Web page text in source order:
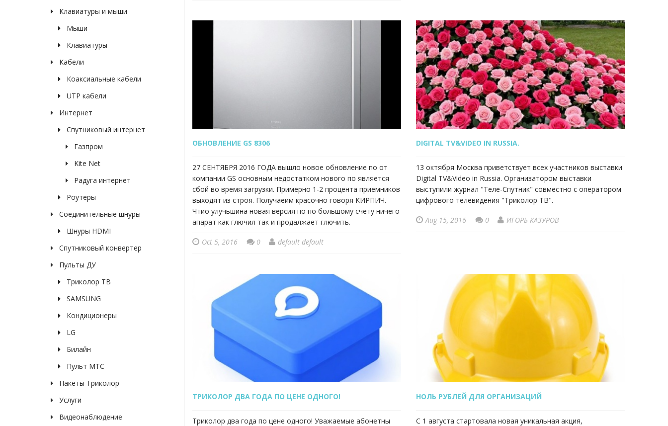
Клавиатуры и мыши
Мыши
Клавиатуры
Кабели
Коаксиальные кабели
UTP кабели
Интернет
Спутниковый интернет
Газпром
Kite Net
Радуга интернет
Роутеры
Соединительные шнуры
Шнуры HDMI
Спутниковый конвертер
Пульты ДУ
Триколор ТВ
SAMSUNG
Кондиционеры
LG
Билайн
Пульт МТС
Пакеты Триколор
Услуги
Видеонаблюдение
ОБНОВЛЕНИЕ GS 8306
27 СЕНТЯБРЯ 2016 ГОДА вышло новое обновление по от
компании GS основным недостатком нового по является
сбой во время загрузки. Примерно 1-2 процента приемников
выходят из строя. Получаеим красочно говоря КИРПИЧ.
Чтио улучьшина новая версия по по большому счету ничего
апарат как глючил так и продалжает глючить.
Oct 5, 2016 0 default default
DIGITAL TV&VIDEO IN RUSSIA.
13 октября Москва приветствует всех участников выставки
Digital TV&Video in Russia. Организатором выставки
выступили журнал "Теле-Спутник" совместно с оператором
цифрового телевидения "Триколор ТВ".
Aug 15, 2016 0 ИГОРЬ КАЗУРОВ
ТРИКОЛОР ДВА ГОДА ПО ЦЕНЕ ОДНОГО!
Триколор два года по цене одного! Уважаемые абонетны
НОЛЬ РУБЛЕЙ ДЛЯ ОРГАНИЗАЦИЙ
С 1 августа стартовала новая уникальная акция,